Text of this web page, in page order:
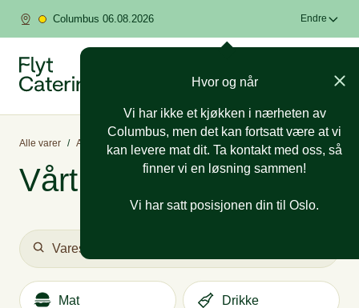
Columbus 06.08.2026 Endre
Hvor og når
Vi har ikke et kjøkken i nærheten av
Columbus, men det kan fortsatt være at vi
kan levere mat dit. Ta kontakt med oss, så
finner vi en løsning sammen!
Vi har satt posisjonen din til Oslo.
Alle varer / Anledninger Sommerfest
Vårt utvalg
Mat Drikke